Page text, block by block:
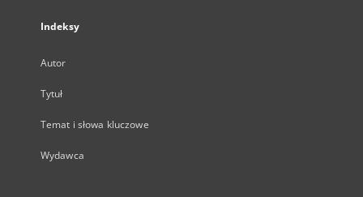
Indeksy
Autor
Tytuł
Temat i słowa kluczowe
Wydawca